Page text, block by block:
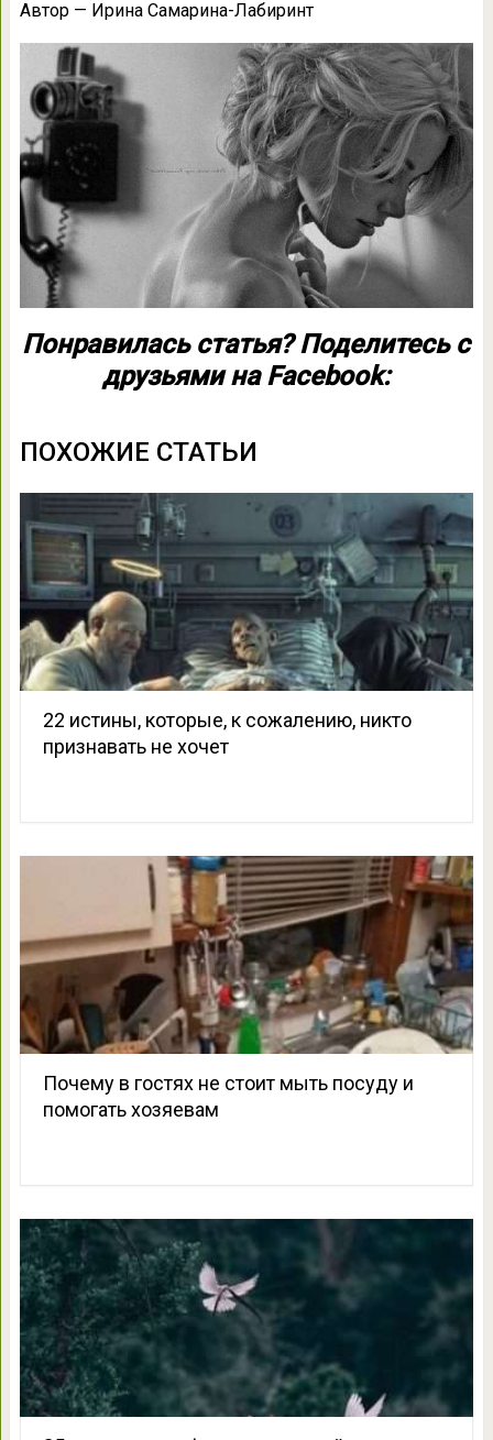
Автор — Ирина Самарина-Лабиринт
Понравилась статья? Поделитесь с
друзьями на Facebook:
ПОХОЖИЕ СТАТЬИ
22 истины, которые, к сожалению, никто
признавать не хочет
Почему в гостях не стоит мыть посуду и
помогать хозяевам